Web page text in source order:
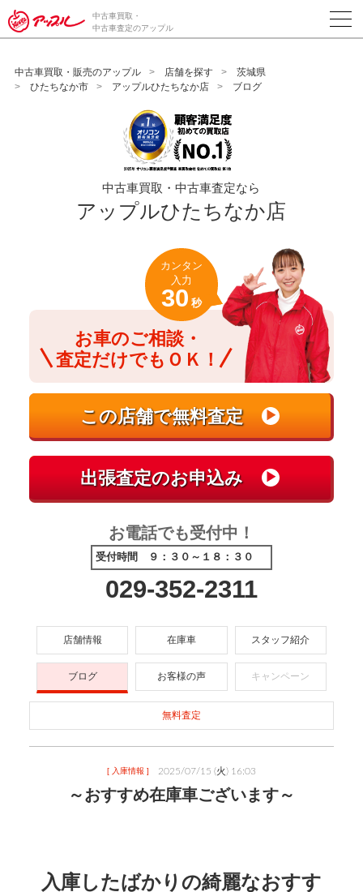
/*ABテスト_新規査定フォームの為のCVボタン*/
中古車買取・
中古車査定のアップル
中古車買取・販売のアップル 店舗を探す
茨城県
ひたちなか市
アップルひたちなか店 ブログ
中古車買取・中古車査定なら
アップルひたちなか店
お車のご相談・
査定だけでもＯＫ！
カンタン
入力
30 秒
お電話でも受付中！
受付時間 ９：３０～１８：３０
029-352-2311
店舗情報 在庫車 スタッフ紹介
ブログ お客様の声 キャンペーン
無料査定
[ 入庫情報 ] 2025/07/15 (火) 16:03
～おすすめ在庫車ございます～
入庫したばかりの綺麗なおすす